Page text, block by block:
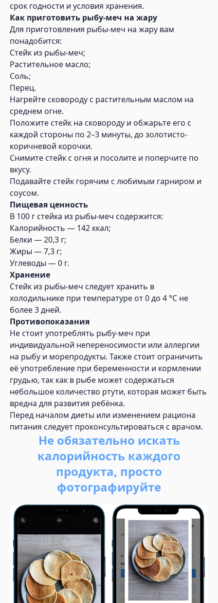
срок годности и условия хранения.
Как приготовить рыбу-меч на жару
Для приготовления рыбы-меч на жару вам
понадобится:
Стейк из рыбы-меч;
Растительное масло;
Соль;
Перец.
Нагрейте сковороду с растительным маслом на
среднем огне.
Положите стейк на сковороду и обжарьте его с
каждой стороны по 2–3 минуты, до золотисто-
коричневой корочки.
Снимите стейк с огня и посолите и поперчите по
вкусу.
Подавайте стейк горячим с любимым гарниром и
соусом.
Пищевая ценность
В 100 г стейка из рыбы-меч содержится:
Калорийность — 142 ккал;
Белки — 20,3 г;
Жиры — 7,3 г;
Углеводы — 0 г.
Хранение
Стейк из рыбы-меч следует хранить в
холодильнике при температуре от 0 до 4 °C не
более 3 дней.
Противопоказания
Не стоит употреблять рыбу-меч при
индивидуальной непереносимости или аллергии
на рыбу и морепродукты. Также стоит ограничить
её употребление при беременности и кормлении
грудью, так как в рыбе может содержаться
небольшое количество ртути, которая может быть
вредна для развития ребёнка.
Перед началом диеты или изменением рациона
питания следует проконсультироваться с врачом.
Не обязательно искать
калорийность каждого
продукта, просто
фотографируйте